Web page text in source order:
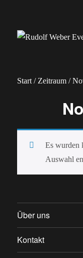
Start / Zeitraum /
Es wurden
Auswahl
Über uns
Kontakt